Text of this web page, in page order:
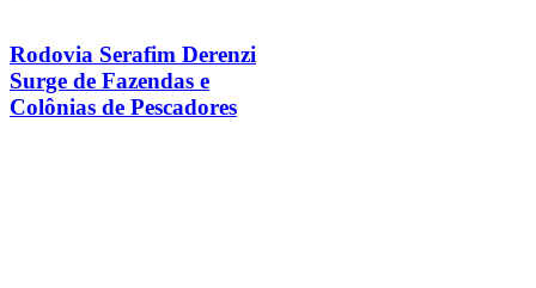
Rodovia Serafim Derenzi
Surge de Fazendas e
Colônias de Pescadores